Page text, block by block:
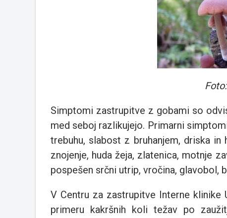
Simptomi zastrupitve z gobami so
med seboj razlikujejo. Primarni
trebuhu, slabost z bruhanjem, driska
znojenje, huda žeja, zlatenica, motnje
pospešen srčni utrip, vročina, glavobol,
V Centru za zastrupitve Interne klinike
primeru kakršnih koli težav po